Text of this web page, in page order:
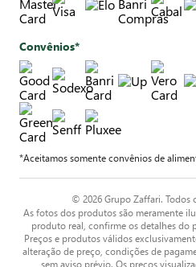
Convênios*
*Aceitamos somente convênios de
© 2026 Grupo Zaffari. Todos
As fotos dos produtos são meramente
produto real, confirme os detalhes do
Preços e produtos válidos
alteração de preço, condições de
sem aviso prévio. Os preços